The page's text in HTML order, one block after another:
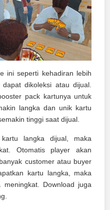
ini seperti kehadiran lebih
dikoleksi atau dijual.
pack kartunya untuk
langka dan unik kartu
tinggi saat dijual.
langka dijual, maka
Otomatis player akan
customer atau buyer
kartu langka, maka
Download juga